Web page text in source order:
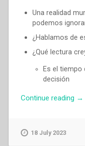
Una realidad
podemos
¿Hablamos de
¿Qué lectura
Es el tiempo
decisión
Continue reading →
18 July 2023